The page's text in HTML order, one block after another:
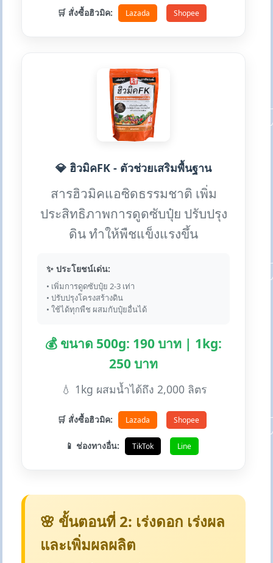
🛒 สั่งซื้อฮิวมิค: Lazada Shopee
💎 ฮิวมิคFK - ตัวช่วยเสริมพื้นฐาน
สารฮิวมิคแอซิดธรรมชาติ เพิ่ม
ประสิทธิภาพการดูดซับปุ๋ย ปรับปรุง
ดิน ทำให้พืชแข็งแรงขึ้น
✨ ประโยชน์เด่น:
• เพิ่มการดูดซับปุ๋ย 2-3 เท่า
• ปรับปรุงโครงสร้างดิน
• ใช้ได้ทุกพืช ผสมกับปุ๋ยอื่นได้
💰 ขนาด 500g: 190 บาท | 1kg:
250 บาท
💧 1kg ผสมน้ำได้ถึง 2,000 ลิตร
🛒 สั่งซื้อฮิวมิค: Lazada Shopee
📱 ช่องทางอื่น: TikTok Line
🌸 ขั้นตอนที่ 2: เร่งดอก เร่งผล
และเพิ่มผลผลิต